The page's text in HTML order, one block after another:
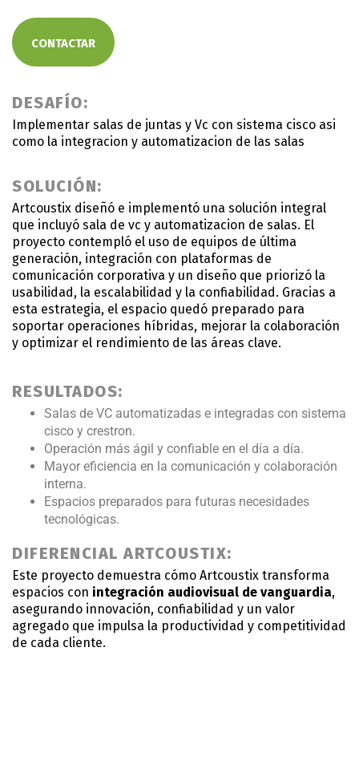
CONTACTAR
DESAFÍO:
Implementar salas de juntas y Vc con sistema cisco asi
como la integracion y automatizacion de las salas
SOLUCIÓN:
Artcoustix diseñó e implementó una solución integral
que incluyó sala de vc y automatizacion de salas. El
proyecto contempló el uso de equipos de última
generación, integración con plataformas de
comunicación corporativa y un diseño que priorizó la
usabilidad, la escalabilidad y la confiabilidad. Gracias a
esta estrategia, el espacio quedó preparado para
soportar operaciones híbridas, mejorar la colaboración
y optimizar el rendimiento de las áreas clave.
RESULTADOS:
Salas de VC automatizadas e integradas con sistema
cisco y crestron.
Operación más ágil y confiable en el día a día.
Mayor eficiencia en la comunicación y colaboración
interna.
Espacios preparados para futuras necesidades
tecnológicas.
DIFERENCIAL ARTCOUSTIX:
Este proyecto demuestra cómo Artcoustix transforma
espacios con integración audiovisual de vanguardia,
asegurando innovación, confiabilidad y un valor
agregado que impulsa la productividad y competitividad
de cada cliente.